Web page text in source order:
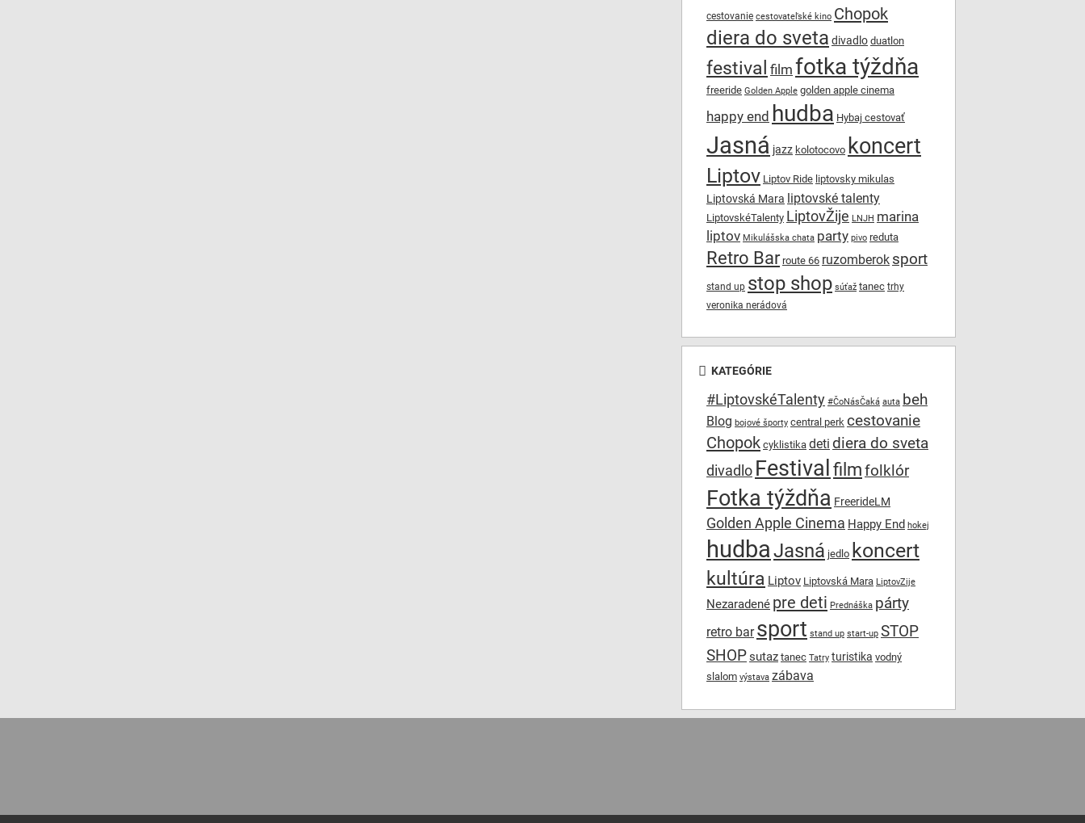
cestovanie cestovateľské kino Chopok
diera do sveta divadlo duatlon
festival film fotka týždňa
freeride Golden Apple golden apple cinema
happy end hudba Hybaj cestovať
Jasná jazz kolotocovo koncert
Liptov Liptov Ride liptovsky mikulas
Liptovská Mara liptovské talenty
LiptovskéTalenty LiptovŽije LNJH marina
liptov Mikulášska chata party pivo reduta
Retro Bar route 66 ruzomberok sport
stand up stop shop súťaž tanec trhy
veronika nerádová
KATEGÓRIE
#LiptovskéTalenty #ČoNásČaká auta beh
Blog bojové športy central perk cestovanie
Chopok cyklistika deti diera do sveta
divadlo Festival filmfolklór
Fotka týždňa FreerideLM
Golden Apple Cinema Happy End hokej
hudbaJasná jedlo koncert
kultúra Liptov Liptovská Mara LiptovZije
Nezaradené pre deti Prednáška párty
retro bar sport stand up start-up STOP
SHOPsutaz tanec Tatry turistika vodný
slalom výstava zábava